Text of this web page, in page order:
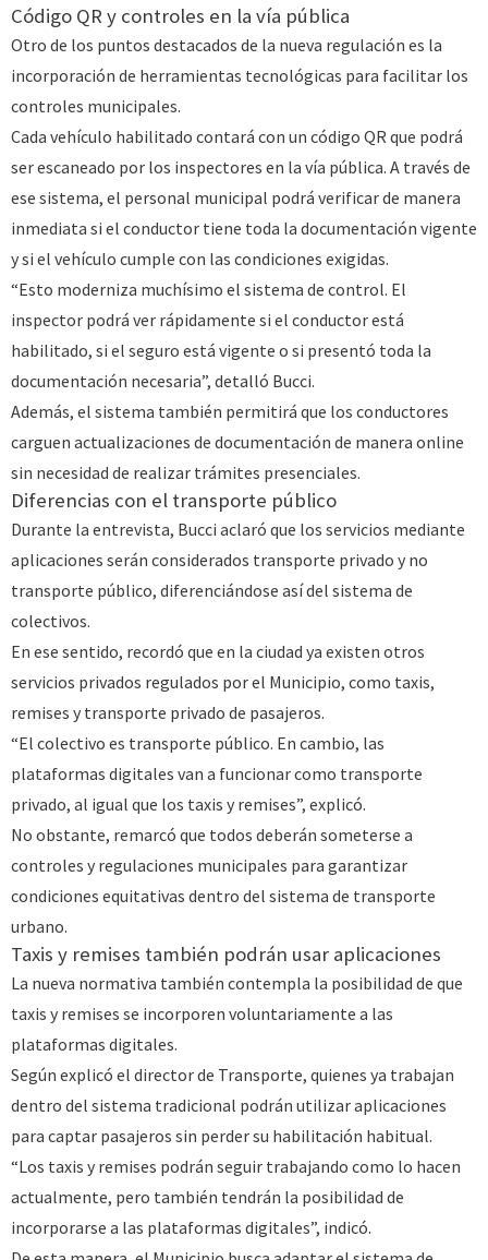
Código QR y controles en la vía pública
Otro de los puntos destacados de la nueva regulación es la
incorporación de herramientas tecnológicas para facilitar los
controles municipales.
Cada vehículo habilitado contará con un código QR que podrá
ser escaneado por los inspectores en la vía pública. A través de
ese sistema, el personal municipal podrá verificar de manera
inmediata si el conductor tiene toda la documentación vigente
y si el vehículo cumple con las condiciones exigidas.
“Esto moderniza muchísimo el sistema de control. El
inspector podrá ver rápidamente si el conductor está
habilitado, si el seguro está vigente o si presentó toda la
documentación necesaria”, detalló Bucci.
Además, el sistema también permitirá que los conductores
carguen actualizaciones de documentación de manera online
sin necesidad de realizar trámites presenciales.
Diferencias con el transporte público
Durante la entrevista, Bucci aclaró que los servicios mediante
aplicaciones serán considerados transporte privado y no
transporte público, diferenciándose así del sistema de
colectivos.
En ese sentido, recordó que en la ciudad ya existen otros
servicios privados regulados por el Municipio, como taxis,
remises y transporte privado de pasajeros.
“El colectivo es transporte público. En cambio, las
plataformas digitales van a funcionar como transporte
privado, al igual que los taxis y remises”, explicó.
No obstante, remarcó que todos deberán someterse a
controles y regulaciones municipales para garantizar
condiciones equitativas dentro del sistema de transporte
urbano.
Taxis y remises también podrán usar aplicaciones
La nueva normativa también contempla la posibilidad de que
taxis y remises se incorporen voluntariamente a las
plataformas digitales.
Según explicó el director de Transporte, quienes ya trabajan
dentro del sistema tradicional podrán utilizar aplicaciones
para captar pasajeros sin perder su habilitación habitual.
“Los taxis y remises podrán seguir trabajando como lo hacen
actualmente, pero también tendrán la posibilidad de
incorporarse a las plataformas digitales”, indicó.